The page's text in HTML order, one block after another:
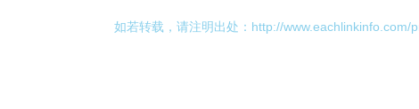
如若转载，请注明出处：http://www.eachlinkinfo.com/